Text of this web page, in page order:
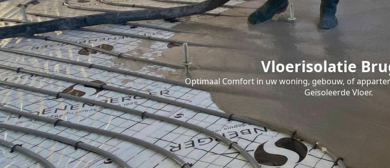
Vloerisolatie
Optimaal Comfort in uw woning, gebouw, of
Geïsoleerde Vloer.